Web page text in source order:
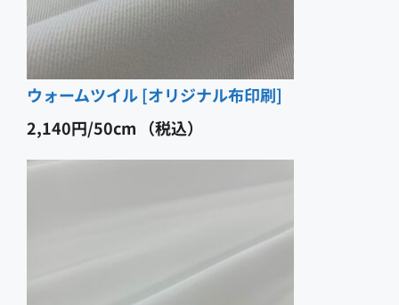
ウォームツイル [オリジナル布印刷]
2,140円 （税込）